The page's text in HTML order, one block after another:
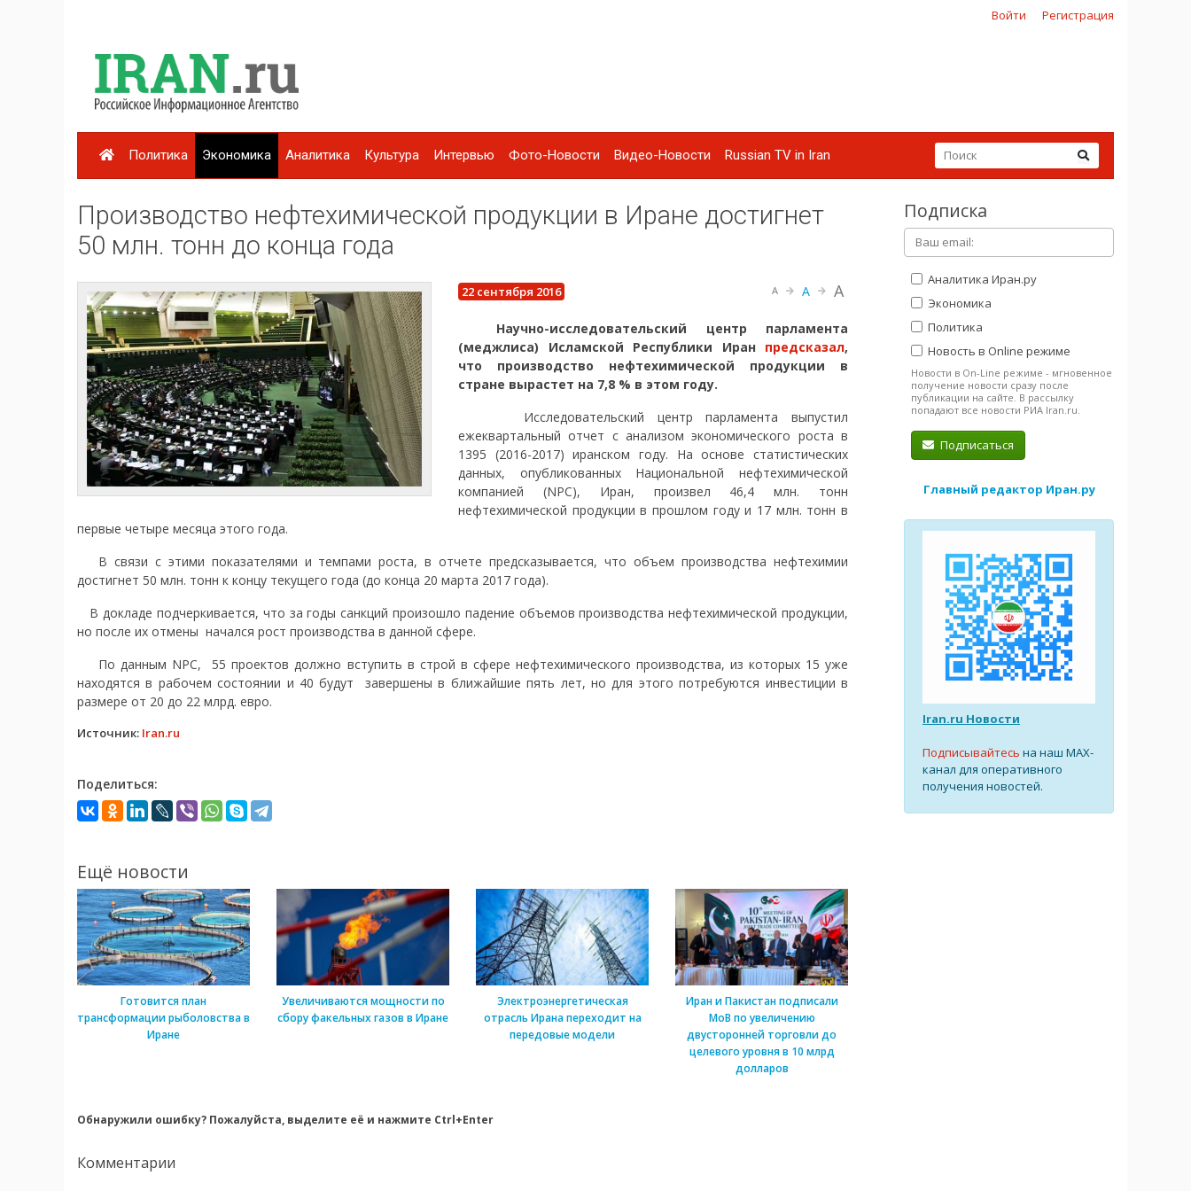
Войти Регистрация
Политика Экономика Аналитика Культура Интервью Фото-Новости Видео-Новости Russian TV in Iran
Производство нефтехимической продукции в Иране достигнет
50 млн. тонн до конца года
22 сентября 2016 A A A
Научно-исследовательский центр парламента
(меджлиса) Исламской Республики Иран предсказал,
что производство нефтехимической продукции в
стране вырастет на 7,8 % в этом году.
Исследовательский центр парламента выпустил
ежеквартальный отчет с анализом экономического роста в
1395 (2016-2017) иранском году. На основе статистических
данных, опубликованных Национальной нефтехимической
компанией (NPC), Иран, произвел 46,4 млн. тонн
нефтехимической продукции в прошлом году и 17 млн. тонн в
первые четыре месяца этого года.
В связи с этими показателями и темпами роста, в отчете предсказывается, что объем производства нефтехимии
достигнет 50 млн. тонн к концу текущего года (до конца 20 марта 2017 года).
В докладе подчеркивается, что за годы санкций произошло падение объемов производства нефтехимической продукции,
но после их отмены начался рост производства в данной сфере.
По данным NPC, 55 проектов должно вступить в строй в сфере нефтехимического производства, из которых 15 уже
находятся в рабочем состоянии и 40 будут завершены в ближайшие пять лет, но для этого потребуются инвестиции в
размере от 20 до 22 млрд. евро.
Источник: Iran.ru
Поделиться:
Ещё новости
Готовится план
трансформации рыболовства в
Иране
Увеличиваются мощности по
сбору факельных газов в Иране
Электроэнергетическая
отрасль Ирана переходит на
передовые модели
Иран и Пакистан подписали
МоВ по увеличению
двусторонней торговли до
целевого уровня в 10 млрд
долларов
Обнаружили ошибку? Пожалуйста, выделите её и нажмите Ctrl+Enter
Комментарии
Подписка
Аналитика Иран.ру
Экономика
Политика
Новость в Online режиме
Новости в On-Line режиме - мгновенное
получение новости сразу после
публикации на сайте. В рассылку
попадают все новости РИА Iran.ru.
Подписаться
Главный редактор Иран.ру
Iran.ru Новости
Подписывайтесь на наш MAX-
канал для оперативного
получения новостей.